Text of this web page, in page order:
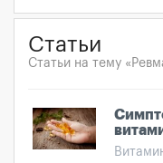
Статьи
Статьи на тему